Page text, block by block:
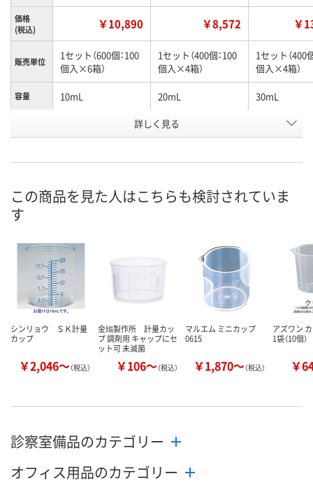
価格
(税込)
￥10,890 ￥8,572 ￥
販売単位
1セット（600個：100
個入×6箱）
1セット（400個：100
個入×4箱）
1セット（400
個入×4箱）
容量 10mL 20mL 30mL
N868775 N868776
販売停止中です
販売停止中です
（次回入荷日
詳しく見る
この商品を見た人はこちらも検討されていま
す
シンリョウ ＳＫ計量
カップ
￥2,046～（税込）
金鵄製作所 計量カッ
プ 調剤用 キャップにセ
ット可 未滅菌
￥106～（税込）
マルエム ミニカップ
0615
￥1,870～（税込）
アズワン
1袋（10個）
￥
診察室備品のカテゴリー
オフィス用品のカテゴリー